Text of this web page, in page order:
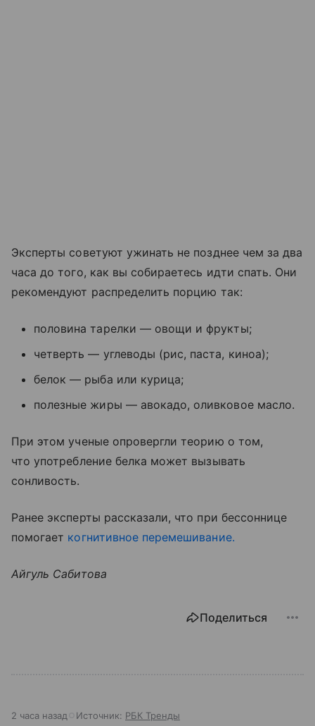
Эксперты советуют ужинать не позднее чем за два
часа до того, как вы собираетесь идти спать. Они
рекомендуют распределить порцию так:
половина тарелки — овощи и фрукты;
четверть — углеводы (рис, паста, киноа);
белок — рыба или курица;
полезные жиры — авокадо, оливковое масло.
При этом ученые опровергли теорию о том,
что употребление белка может вызывать
сонливость.
Ранее эксперты рассказали, что при бессоннице
помогает когнитивное перемешивание.
Айгуль Сабитова
Поделиться
2 часа назад Источник: РБК Тренды